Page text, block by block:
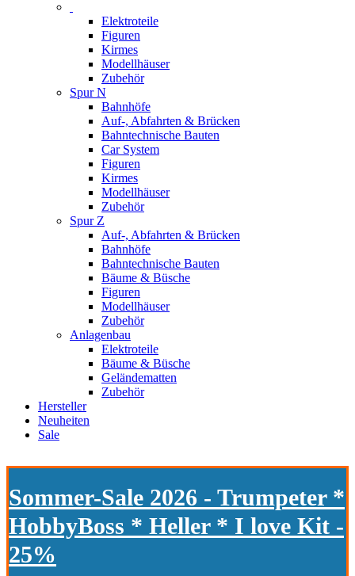
Elektroteile
Figuren
Kirmes
Modellhäuser
Zubehör
Spur N
Bahnhöfe
Auf-, Abfahrten & Brücken
Bahntechnische Bauten
Car System
Figuren
Kirmes
Modellhäuser
Zubehör
Spur Z
Auf-, Abfahrten & Brücken
Bahnhöfe
Bahntechnische Bauten
Bäume & Büsche
Figuren
Modellhäuser
Zubehör
Anlagenbau
Elektroteile
Bäume & Büsche
Geländematten
Zubehör
Hersteller
Neuheiten
Sale
Sommer-Sale 2026 - Trumpeter *
HobbyBoss * Heller * I love Kit -
25%